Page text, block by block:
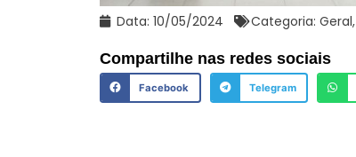
Data: 10/05/2024 Categoria: Geral,
Compartilhe nas redes sociais
Facebook Telegram